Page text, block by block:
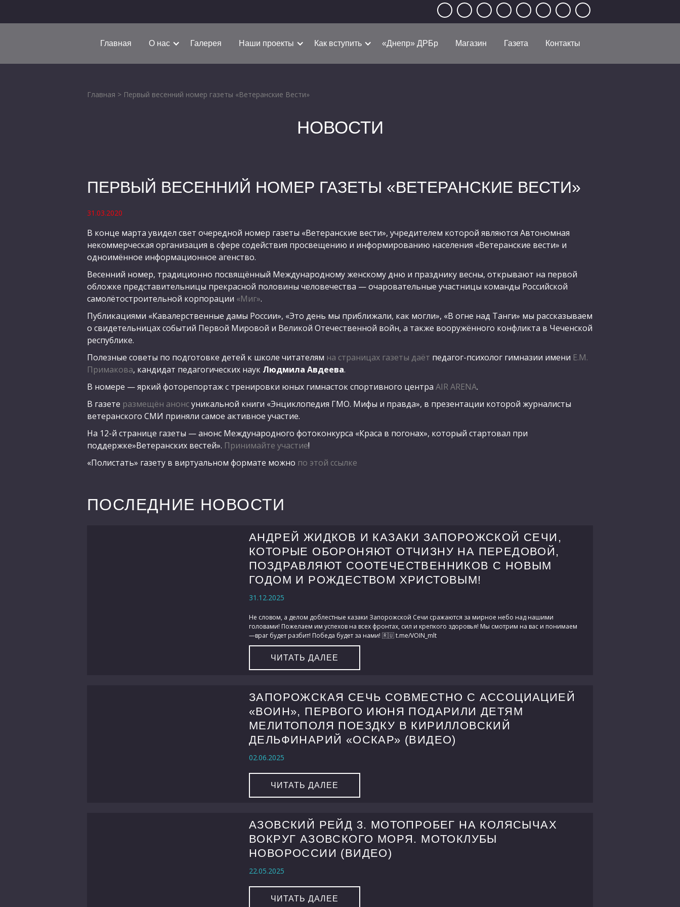
Главная О нас Галерея Наши проекты Как вступить «Днепр» ДРБр Магазин Газета Контакты
Главная > Первый весенний номер газеты «Ветеранские Вести»
НОВОСТИ
ПЕРВЫЙ ВЕСЕННИЙ НОМЕР ГАЗЕТЫ «ВЕТЕРАНСКИЕ ВЕСТИ»
31.03.2020
В конце марта увидел свет очередной номер газеты «Ветеранские вести», учредителем которой являются Автономная
некоммерческая организация в сфере содействия просвещению и информированию населения «Ветеранские вести» и
одноимённое информационное агенство.
Весенний номер, традиционно посвящённый Международному женскому дню и празднику весны, открывают на первой
обложке представительницы прекрасной половины человечества — очаровательные участницы команды Российской
самолётостроительной корпорации «Миг».
Публикациями «Кавалерственные дамы России», «Это день мы приближали, как могли», «В огне над Танги» мы рассказываем
о свидетельницах событий Первой Мировой и Великой Отечественной войн, а также вооружённого конфликта в Чеченской
республике.
Полезные советы по подготовке детей к школе читателям на страницах газеты даёт педагог-психолог гимназии имени Е.М.
Примакова, кандидат педагогических наук Людмила Авдеева.
В номере — яркий фоторепортаж с тренировки юных гимнасток спортивного центра AIR ARENA.
В газете размещён анонсуникальной книги «Энциклопедия ГМО. Мифы и правда», в презентации которой журналисты
ветеранского СМИ приняли самое активное участие.
На 12-й странице газеты — анонс Международного фотоконкурса «Краса в погонах», который стартовал при
поддержке»Ветеранских вестей». Принимайте участие!
«Полистать» газету в виртуальном формате можно по этой ссылке
ПОСЛЕДНИЕ НОВОСТИ
АНДРЕЙ ЖИДКОВ И КАЗАКИ ЗАПОРОЖСКОЙ СЕЧИ,
КОТОРЫЕ ОБОРОНЯЮТ ОТЧИЗНУ НА ПЕРЕДОВОЙ,
ПОЗДРАВЛЯЮТ СООТЕЧЕСТВЕННИКОВ С НОВЫМ
ГОДОМ И РОЖДЕСТВОМ ХРИСТОВЫМ!
31.12.2025
Не словом, а делом доблестные казаки Запорожской Сечи сражаются за мирное небо над нашими
головами! Пожелаем им успехов на всех фронтах, сил и крепкого здоровья! Мы смотрим на вас и понимаем
—враг будет разбит! Победа будет за нами! 🇷🇺 t.me/VOIN_mlt
ЧИТАТЬ ДАЛЕЕ
ЗАПОРОЖСКАЯ СЕЧЬ СОВМЕСТНО С АССОЦИАЦИЕЙ
«ВОИН», ПЕРВОГО ИЮНЯ ПОДАРИЛИ ДЕТЯМ
МЕЛИТОПОЛЯ ПОЕЗДКУ В КИРИЛЛОВСКИЙ
ДЕЛЬФИНАРИЙ «ОСКАР» (ВИДЕО)
02.06.2025
ЧИТАТЬ ДАЛЕЕ
АЗОВСКИЙ РЕЙД 3. МОТОПРОБЕГ НА КОЛЯСЫЧАХ
ВОКРУГ АЗОВСКОГО МОРЯ. МОТОКЛУБЫ
НОВОРОССИИ (ВИДЕО)
22.05.2025
ЧИТАТЬ ДАЛЕЕ